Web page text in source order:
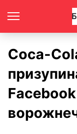
Coca-